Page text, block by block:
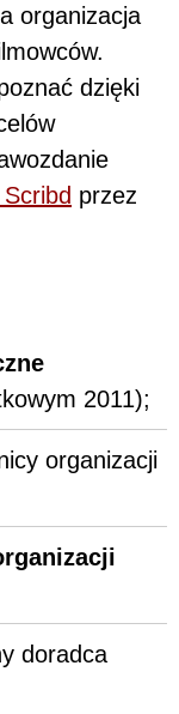
organizacja
dzięki
przez
2011);
organizacji
doradca